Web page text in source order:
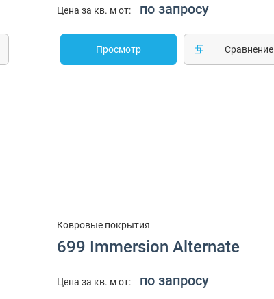
Цена за кв. м от: по запросу
Просмотр Cравнение
Ковровые покрытия
699 Immersion Alternate
Цена за кв. м от: по запросу